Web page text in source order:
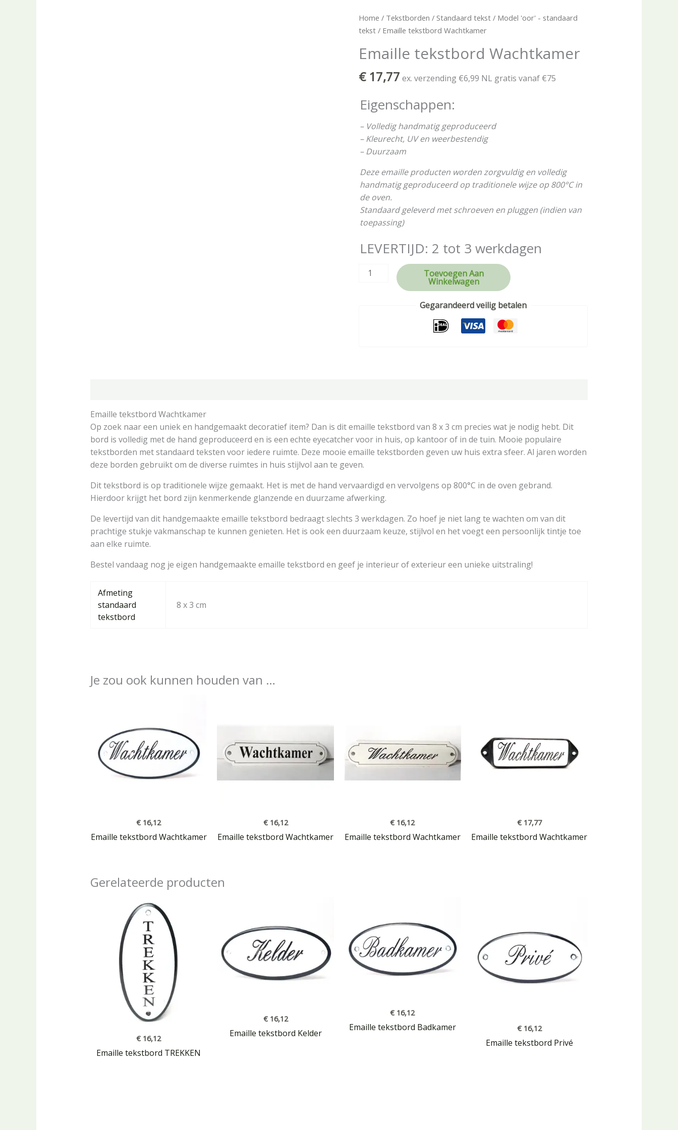
Home / Tekstborden / Standaard tekst / Model 'oor' - standaard
tekst / Emaille tekstbord Wachtkamer
Emaille tekstbord Wachtkamer
€17,77 ex. verzending €6,99 NL gratis vanaf €75
Eigenschappen:
– Volledig handmatig geproduceerd
– Kleurecht, UV en weerbestendig
– Duurzaam
Deze emaille producten worden zorgvuldig en volledig
handmatig geproduceerd op traditionele wijze op 800°C in
de oven.
Standaard geleverd met schroeven en pluggen (indien van
toepassing)
LEVERTIJD: 2 tot 3 werkdagen
Emaille
tekstbord
aantal
Toevoegen Aan
Winkelwagen
Gegarandeerd veilig betalen
Emaille tekstbord Wachtkamer
Op zoek naar een uniek en handgemaakt decoratief item? Dan is dit emaille tekstbord van 8 x 3 cm precies wat je nodig hebt. Dit
bord is volledig met de hand geproduceerd en is een echte eyecatcher voor in huis, op kantoor of in de tuin. Mooie populaire
tekstborden met standaard teksten voor iedere ruimte. Deze mooie emaille tekstborden geven uw huis extra sfeer. Al jaren worden
deze borden gebruikt om de diverse ruimtes in huis stijlvol aan te geven.
Dit tekstbord is op traditionele wijze gemaakt. Het is met de hand vervaardigd en vervolgens op 800°C in de oven gebrand.
Hierdoor krijgt het bord zijn kenmerkende glanzende en duurzame afwerking.
De levertijd van dit handgemaakte emaille tekstbord bedraagt slechts 3 werkdagen. Zo hoef je niet lang te wachten om van dit
prachtige stukje vakmanschap te kunnen genieten. Het is ook een duurzaam keuze, stijlvol en het voegt een persoonlijk tintje toe
aan elke ruimte.
Bestel vandaag nog je eigen handgemaakte emaille tekstbord en geef je interieur of exterieur een unieke uitstraling!
Afmeting
standaard
tekstbord
8 x 3 cm
Je zou ook kunnen houden van …
€ 16,12
Emaille tekstbord Wachtkamer
€16,12
Emaille tekstbord Wachtkamer
€ 16,12
Emaille tekstbord Wachtkamer
€17,77
Emaille tekstbord Wachtkamer
Gerelateerde producten
€ 16,12
Emaille tekstbord TREKKEN
€16,12
Emaille tekstbord Kelder
€ 16,12
Emaille tekstbord Badkamer €16,12
Emaille tekstbord Privé